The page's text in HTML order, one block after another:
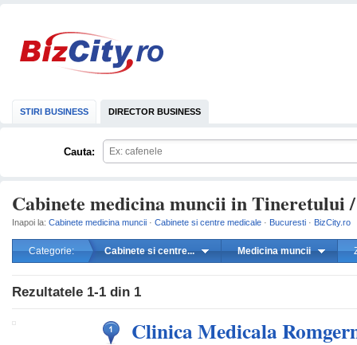
STIRI BUSINESS DIRECTOR BUSINESS
Cauta:
Cabinete medicina muncii in Tineretului
Inapoi la: Cabinete medicina muncii · Cabinete si centre medicale · Bucuresti · BizCity.ro
Categorie: Cabinete si centre... Medicina muncii
Rezultatele 1-1 din 1
Clinica Medicala